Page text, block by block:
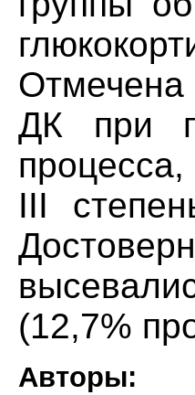
Отмечена
ДК при
III
(12,7%
Авторы: